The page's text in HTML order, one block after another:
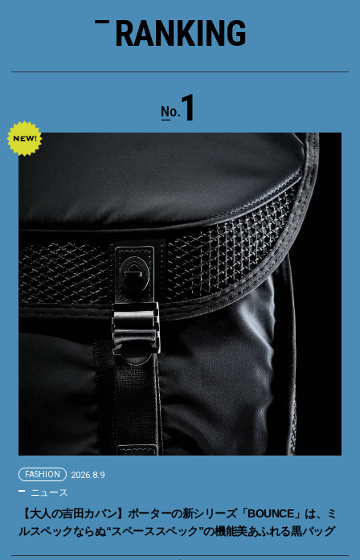
RANKING
1
FASHION 2026.8.9
ニュース
【大人の吉田カバン】ポーターの新シリーズ「BOUNCE」は、ミ
ルスペックならぬ“スペーススペック”の機能美あふれる黒バッグ